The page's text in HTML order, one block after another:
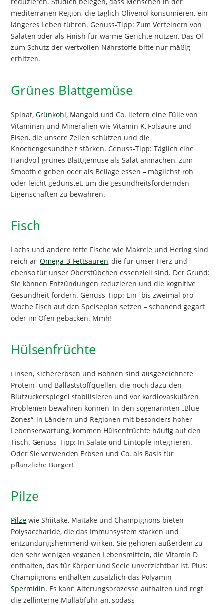
mediterranen Region, die täglich Olivenöl konsumieren, ein
längeres Leben führen. Genuss-Tipp: Zum Verfeinern von
Salaten oder als Finish für warme Gerichte nutzen. Das Öl
zum Schutz der wertvollen Nährstoffe bitte nur mäßig
erhitzen.
Grünes Blattgemüse
Spinat,Grünkohl, Mangold und Co. liefern eine Fülle von
Vitaminen und Mineralien wie Vitamin K, Folsäure und
Eisen, die unsere Zellen schützen und die
Knochengesundheit stärken. Genuss-Tipp: Täglich eine
Handvoll grünes Blattgemüse als Salat anmachen, zum
Smoothie geben oder als Beilage essen – möglichst roh
oder leicht gedünstet, um die gesundheitsfördernden
Eigenschaften zu bewahren.
Fisch
Lachs und andere fette Fische wie Makrele und Hering sind
reich anOmega-3-Fettsäuren, die für unser Herz und
ebenso für unser Oberstübchen essenziell sind. Der Grund:
Sie können Entzündungen reduzieren und die kognitive
Gesundheit fördern. Genuss-Tipp: Ein- bis zweimal pro
Woche Fisch auf den Speiseplan setzen – schonend gegart
oder im Ofen gebacken. Mmh!
Hülsenfrüchte
Linsen, Kichererbsen und Bohnen sind ausgezeichnete
Protein- und Ballaststoffquellen, die noch dazu den
Blutzuckerspiegel stabilisieren und vor kardiovaskulären
Problemen bewahren können. In den sogenannten „Blue
Zones“, in Ländern und Regionen mit besonders hoher
Lebenserwartung, kommen Hülsenfrüchte häufig auf den
Tisch. Genuss-Tipp: In Salate und Eintöpfe integrieren.
Oder Sie verwenden Erbsen und Co. als Basis für
pflanzliche Burger!
Pilze
Pilze wie Shiitake, Maitake und Champignons bieten
Polysaccharide, die das Immunsystem stärken und
entzündungshemmend wirken. Sie gehören außerdem zu
den sehr wenigen veganen Lebensmitteln, die Vitamin D
enthalten, das für Körper und Seele unverzichtbar ist. Plus:
Champignons enthalten zusätzlich das Polyamin
Spermidin. Es kann Alterungsprozesse aufhalten und regt
die zellinterne Müllabfuhr an, sodass